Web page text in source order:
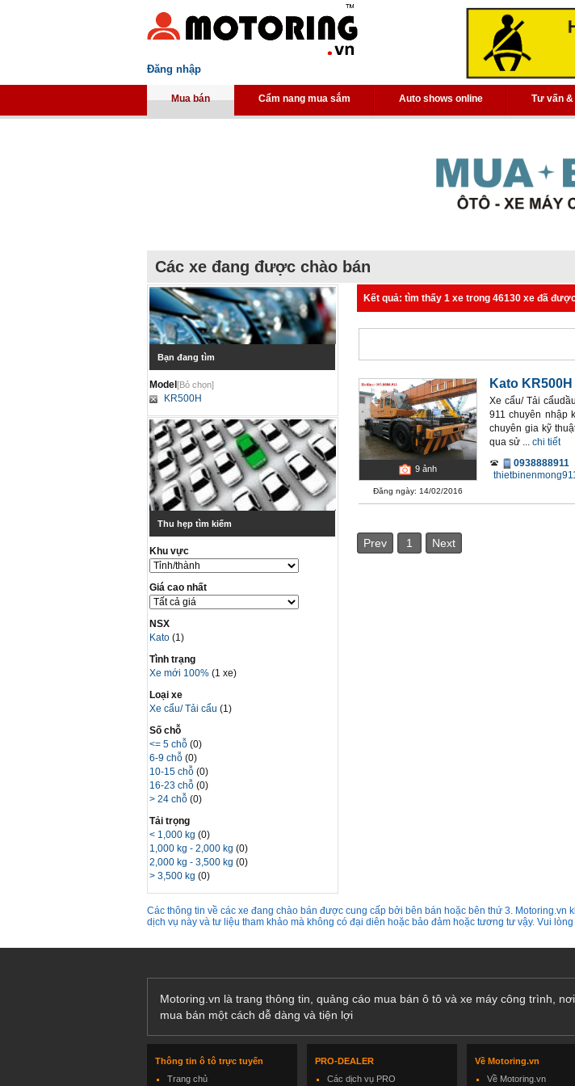
Đăng nhập
Mua bán Cẩm nang mua sắm Auto shows online Tư vấn
Các xe đang được chào bán
Bạn đang tìm
Model[Bỏ chọn]
KR500H
Thu hẹp tìm kiếm
Khu vực
Giá cao nhất
NSX
Kato(1)
Tình trạng
Xe mới 100% (1 xe)
Loại xe
Xe cẩu/ Tải cẩu(1)
Số chỗ
<= 5 chỗ(0)
6-9 chỗ(0)
10-15 chỗ(0)
16-23 chỗ(0)
> 24 chỗ(0)
Tải trọng
< 1,000 kg(0)
1,000 kg - 2,000 kg(0)
2,000 kg - 3,500 kg(0)
> 3,500 kg(0)
Kết quả: tìm thấy 1 xe trong 46130 xe đã
9 ảnh
Đăng ngày: 14/02/2016
Kato KR500H
Xe cẩu/ Tải
911 chuyên nhập
chuyên gia kỹ
qua sử ... chi tiết
0938888911
Prev 1 Next
Các thông tin về các xe đang chào bán được cung cấp bởi bên bán hoặc bên thứ 3.
dịch vụ này và tư liệu tham khảo mà không có đại diên hoặc bảo đảm hoặc tương tư vậy. Vui
Motoring.vn là trang thông tin, quảng cáo mua bán ô tô và xe máy công trình,
mua bán một cách dễ dàng và tiện lợi
Thông tin ô tô trực tuyến
Trang chủ
PRO-DEALER
Các dịch vụ PRO
Về Motoring.vn
Về Motoring.vn